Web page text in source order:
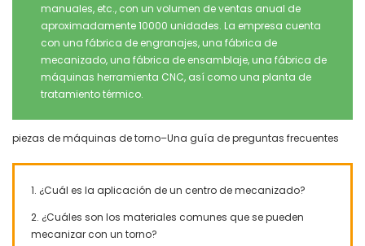
manuales, etc., con un volumen de ventas anual de
aproximadamente 10000 unidades. La empresa cuenta
con una fábrica de engranajes, una fábrica de
mecanizado, una fábrica de ensamblaje, una fábrica de
máquinas herramienta CNC, así como una planta de
tratamiento térmico.
piezas de máquinas de torno–Una guía de preguntas frecuentes
1. ¿Cuál es la aplicación de un centro de mecanizado?
2. ¿Cuáles son los materiales comunes que se pueden
mecanizar con un torno?